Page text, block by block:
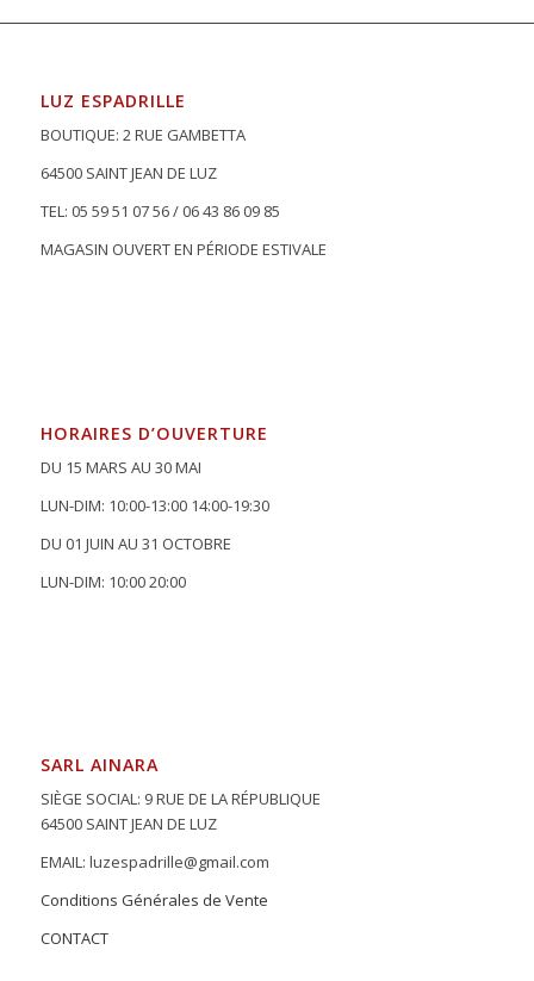
LUZ ESPADRILLE
BOUTIQUE: 2 RUE GAMBETTA
64500 SAINT JEAN DE LUZ
TEL: 05 59 51 07 56 / 06 43 86 09 85
MAGASIN OUVERT EN PÉRIODE ESTIVALE
HORAIRES D’OUVERTURE
DU 15 MARS AU 30 MAI
LUN-DIM: 10:00-13:00 14:00-19:30
DU 01 JUIN AU 31 OCTOBRE
LUN-DIM: 10:00 20:00
SARL AINARA
SIÈGE SOCIAL: 9 RUE DE LA RÉPUBLIQUE
64500 SAINT JEAN DE LUZ
EMAIL: luzespadrille@gmail.com
Conditions Générales de Vente
CONTACT